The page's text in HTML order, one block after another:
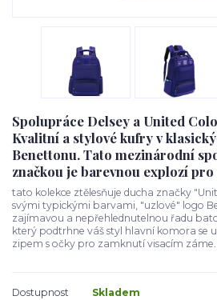
Spolupráce Delsey a United
Kvalitní a stylové kufry v
Benettonu. Tato mezinárodní
značkou je barevnou explozí
tato kolekce ztělesňuje ducha značky
svými typickými barvami, "uzlové" logo
zajímavou a nepřehlednutelnou řadu
který podtrhne váš styl hlavní komora se
zipem s očky pro zamknutí visacím
Dostupnost
Skladem